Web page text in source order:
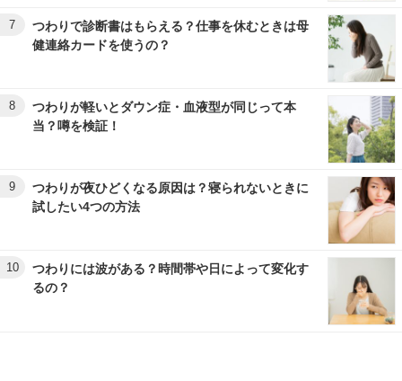
7
つわりで診断書はもらえる？仕事を休むときは母
健連絡カードを使うの？
8
つわりが軽いとダウン症・血液型が同じって本
当？噂を検証！
9
つわりが夜ひどくなる原因は？寝られないときに
試したい4つの方法
10
つわりには波がある？時間帯や日によって変化す
るの？